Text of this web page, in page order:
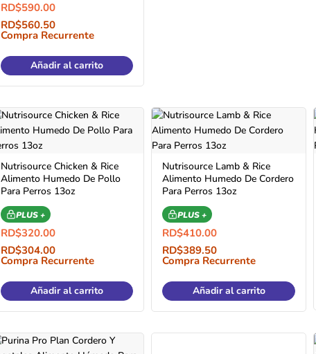
RD$590.00
RD$560.50
Compra Recurrente
Añadir al carrito
Nutrisource Chicken & Rice
Alimento Humedo De Pollo
Para Perros 13oz
PLUS +
RD$320.00
RD$304.00
Compra Recurrente
Añadir al carrito
Nutrisource Lamb & Rice
Alimento Humedo De Cordero
Para Perros 13oz
PLUS +
RD$410.00
RD$389.50
Compra Recurrente
Añadir al carrito